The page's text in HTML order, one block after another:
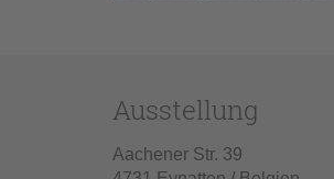
Ausstellung
Aachener Str. 39